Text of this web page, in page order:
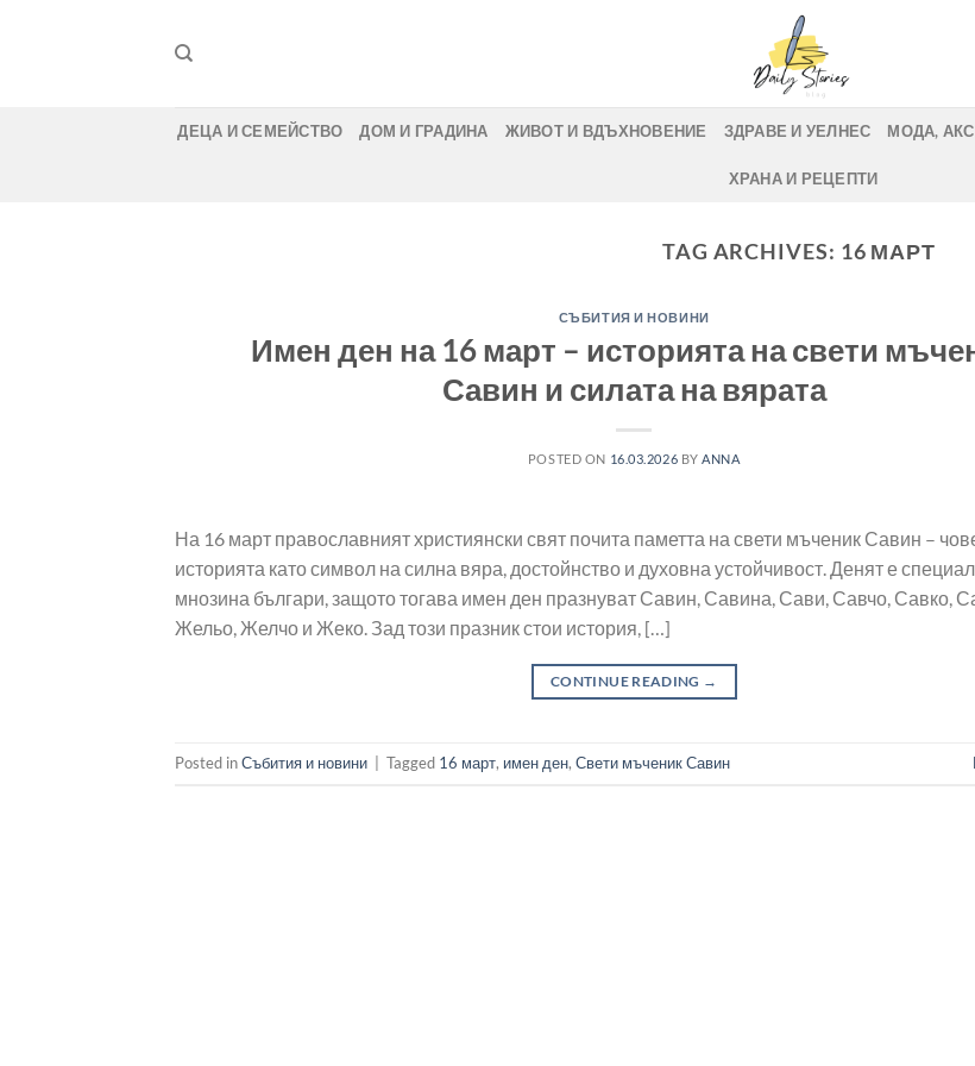
ДЕЦА И СЕМЕЙСТВО ДОМ И ГРАДИНА ЖИВОТ И ВДЪХНОВЕНИЕ ЗДРАВЕ И УЕЛНЕС МОДА,
ХРАНА И РЕЦЕПТИ
TAG ARCHIVES: 16 МАРТ
СЪБИТИЯ И НОВИНИ
Имен ден на 16 март – историята на свети
Савин и силата на вярата
POSTED ON 16.03.2026 BYANNA
На 16 март православният християнски свят почита паметта на свети мъченик Савин –
историята като символ на силна вяра, достойнство и духовна устойчивост. Денят е
мнозина българи, защото тогава имен ден празнуват Савин, Савина, Сави, Савчо, Савко,
Жельо, Желчо и Жеко. Зад този празник стои история, […]
CONTINUE READING →
Posted inСъбития и новини Tagged 16 март, имен ден, Свети мъченик Савин